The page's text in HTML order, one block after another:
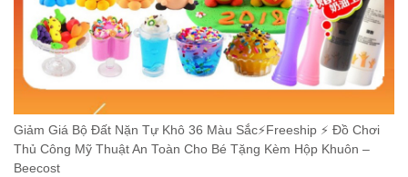
Giảm Giá Bộ Đất Nặn Tự Khô 36 Màu Sắc⚡Freeship ⚡ Đồ Chơi
Thủ Công Mỹ Thuật An Toàn Cho Bé Tặng Kèm Hộp Khuôn –
Beecost